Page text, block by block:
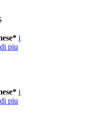
i
piu
i
piu